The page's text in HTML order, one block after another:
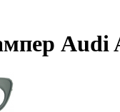
Audi